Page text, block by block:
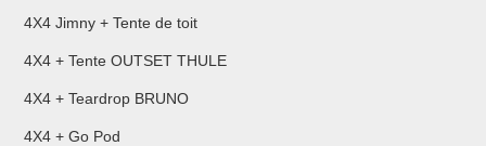
4X4 Jimny + Tente de toit
4X4 + Tente OUTSET THULE
4X4 + Teardrop BRUNO
4X4 + Go Pod